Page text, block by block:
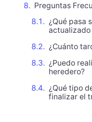
Preguntas
¿Qué pasa
actualizado
¿Cuánto
¿Puedo
heredero?
¿Qué tipo
finalizar el